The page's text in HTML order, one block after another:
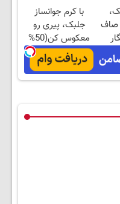
صاف
با کرم جوانساز
جلبک، پیری رو
معکوس کن(50%
تخفیف)